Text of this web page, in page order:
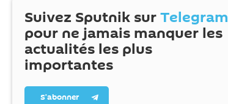
Suivez Sputnik surTelegram
pour ne jamais manquer les
actualités les plus
importantes
S’abonner